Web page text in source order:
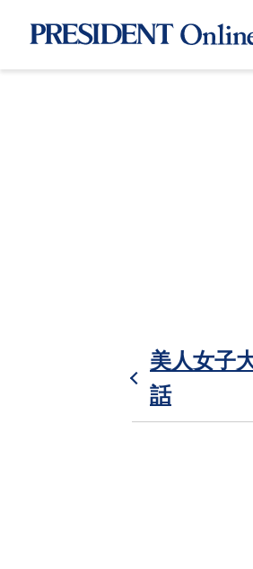
美人女子
話